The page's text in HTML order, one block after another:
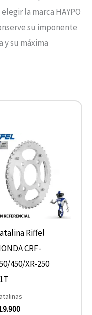
la marca HAYPO
su imponente
y su máxima
Riffel
CRF-
450/XR-250
19.900